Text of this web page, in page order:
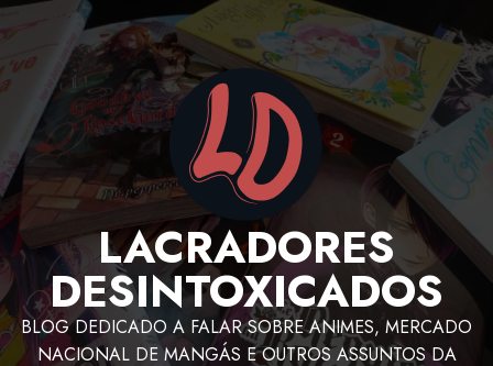
LACRADORES
DESINTOXICADOS
BLOG DEDICADO A FALAR SOBRE ANIMES, MERCADO
NACIONAL DE MANGÁS E OUTROS ASSUNTOS DA